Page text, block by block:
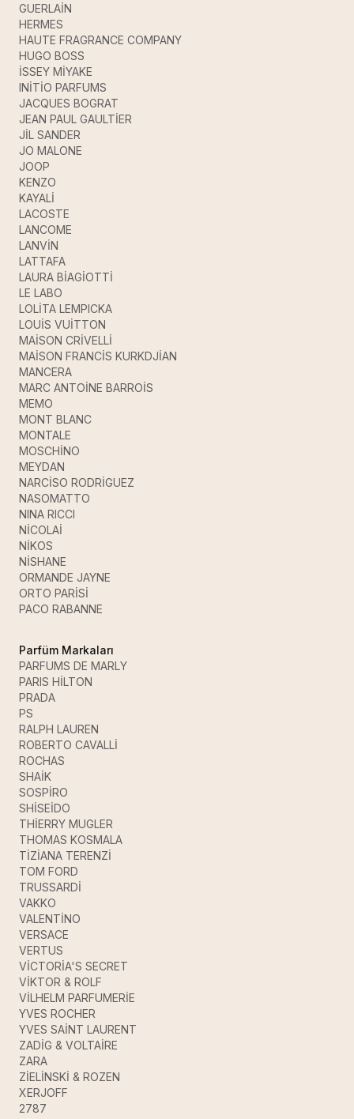
GUERLAİN
HERMES
HAUTE FRAGRANCE COMPANY
HUGO BOSS
İSSEY MİYAKE
INİTİO PARFUMS
JACQUES BOGRAT
JEAN PAUL GAULTİER
JİL SANDER
JO MALONE
JOOP
KENZO
KAYALİ
LACOSTE
LANCOME
LANVİN
LATTAFA
LAURA BİAGİOTTİ
LE LABO
LOLİTA LEMPICKA
LOUİS VUİTTON
MAİSON CRİVELLİ
MAİSON FRANCİS KURKDJİAN
MANCERA
MARC ANTOİNE BARROİS
MEMO
MONT BLANC
MONTALE
MOSCHİNO
MEYDAN
NARCİSO RODRİGUEZ
NASOMATTO
NINA RICCI
NİCOLAİ
NİKOS
NİSHANE
ORMANDE JAYNE
ORTO PARİSİ
PACO RABANNE
Parfüm Markaları
PARFUMS DE MARLY
PARIS HİLTON
PRADA
PS
RALPH LAUREN
ROBERTO CAVALLİ
ROCHAS
SHAİK
SOSPİRO
SHİSEİDO
THİERRY MUGLER
THOMAS KOSMALA
TİZİANA TERENZİ
TOM FORD
TRUSSARDİ
VAKKO
VALENTİNO
VERSACE
VERTUS
VİCTORİA'S SECRET
VİKTOR & ROLF
VİLHELM PARFUMERİE
YVES ROCHER
YVES SAİNT LAURENT
ZADİG & VOLTAİRE
ZARA
ZİELİNSKİ & ROZEN
XERJOFF
2787